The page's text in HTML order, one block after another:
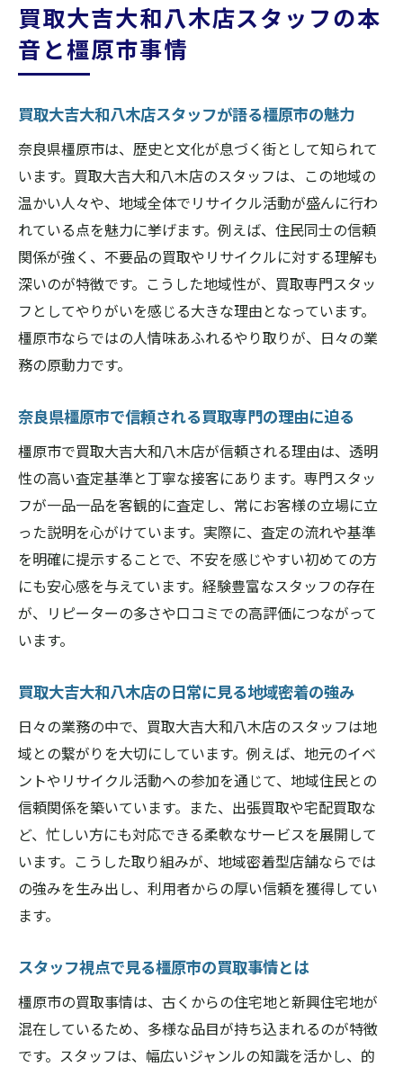
の強み
スタッフ視点で見る橿原市の買取事情とは
実体験から学ぶ買取大吉大和八木店の接客
の工夫
橿原市で買取大吉大和八木店が選ばれる背
奈良県橿原市で安心して買取を利用するコツ
買取大吉大和八木店で安心取引を実現する
方法
奈良県橿原市の買取利用時に気を付けたい
ポイント
信頼できる買取大吉大和八木店の選び方
橿原市で賢く買取店を利用するための工夫
術
安心して査定を受けるための事前準備とは
専門スタッフが語る買取査定の裏側とは
買取大吉大和八木店スタッフ直伝の査定ポ
奈良県橿原市の査定現場で重視される基準
実際の査定で明かされる買取大吉大和八木
橿原市で納得の価格を引き出すコツとは
買取大吉大和八木店の査定姿勢を体感しよ
う
信頼できる買取を求めるなら知っておきたいポ
イント
買取大吉大和八木店で重視される信頼の条
件
奈良県橿原市で安心取引を実現するポイン
スタッフが実践する信頼構築の方法とは
買取大吉大和八木店の信頼性が高い理由
信頼できる店舗選びのチェックリスト
買取大吉大和八木店スタッフの本
音と橿原市事情
買取大吉大和八木店スタッフが語る橿原市の魅力
奈良県橿原市は、歴史と文化が息づく街として知られて
います。買取大吉大和八木店のスタッフは、この地域の
温かい人々や、地域全体でリサイクル活動が盛んに行わ
れている点を魅力に挙げます。例えば、住民同士の信頼
関係が強く、不要品の買取やリサイクルに対する理解も
深いのが特徴です。こうした地域性が、買取専門スタッ
フとしてやりがいを感じる大きな理由となっています。
橿原市ならではの人情味あふれるやり取りが、日々の業
務の原動力です。
奈良県橿原市で信頼される買取専門の理由に迫る
橿原市で買取大吉大和八木店が信頼される理由は、透明
性の高い査定基準と丁寧な接客にあります。専門スタッ
フが一品一品を客観的に査定し、常にお客様の立場に立
った説明を心がけています。実際に、査定の流れや基準
を明確に提示することで、不安を感じやすい初めての方
にも安心感を与えています。経験豊富なスタッフの存在
が、リピーターの多さや口コミでの高評価につながって
います。
買取大吉大和八木店の日常に見る地域密着の強み
日々の業務の中で、買取大吉大和八木店のスタッフは地
域との繋がりを大切にしています。例えば、地元のイベ
ントやリサイクル活動への参加を通じて、地域住民との
信頼関係を築いています。また、出張買取や宅配買取な
ど、忙しい方にも対応できる柔軟なサービスを展開して
います。こうした取り組みが、地域密着型店舗ならでは
の強みを生み出し、利用者からの厚い信頼を獲得してい
ます。
スタッフ視点で見る橿原市の買取事情とは
橿原市の買取事情は、古くからの住宅地と新興住宅地が
混在しているため、多様な品目が持ち込まれるのが特徴
です。スタッフは、幅広いジャンルの知識を活かし、的